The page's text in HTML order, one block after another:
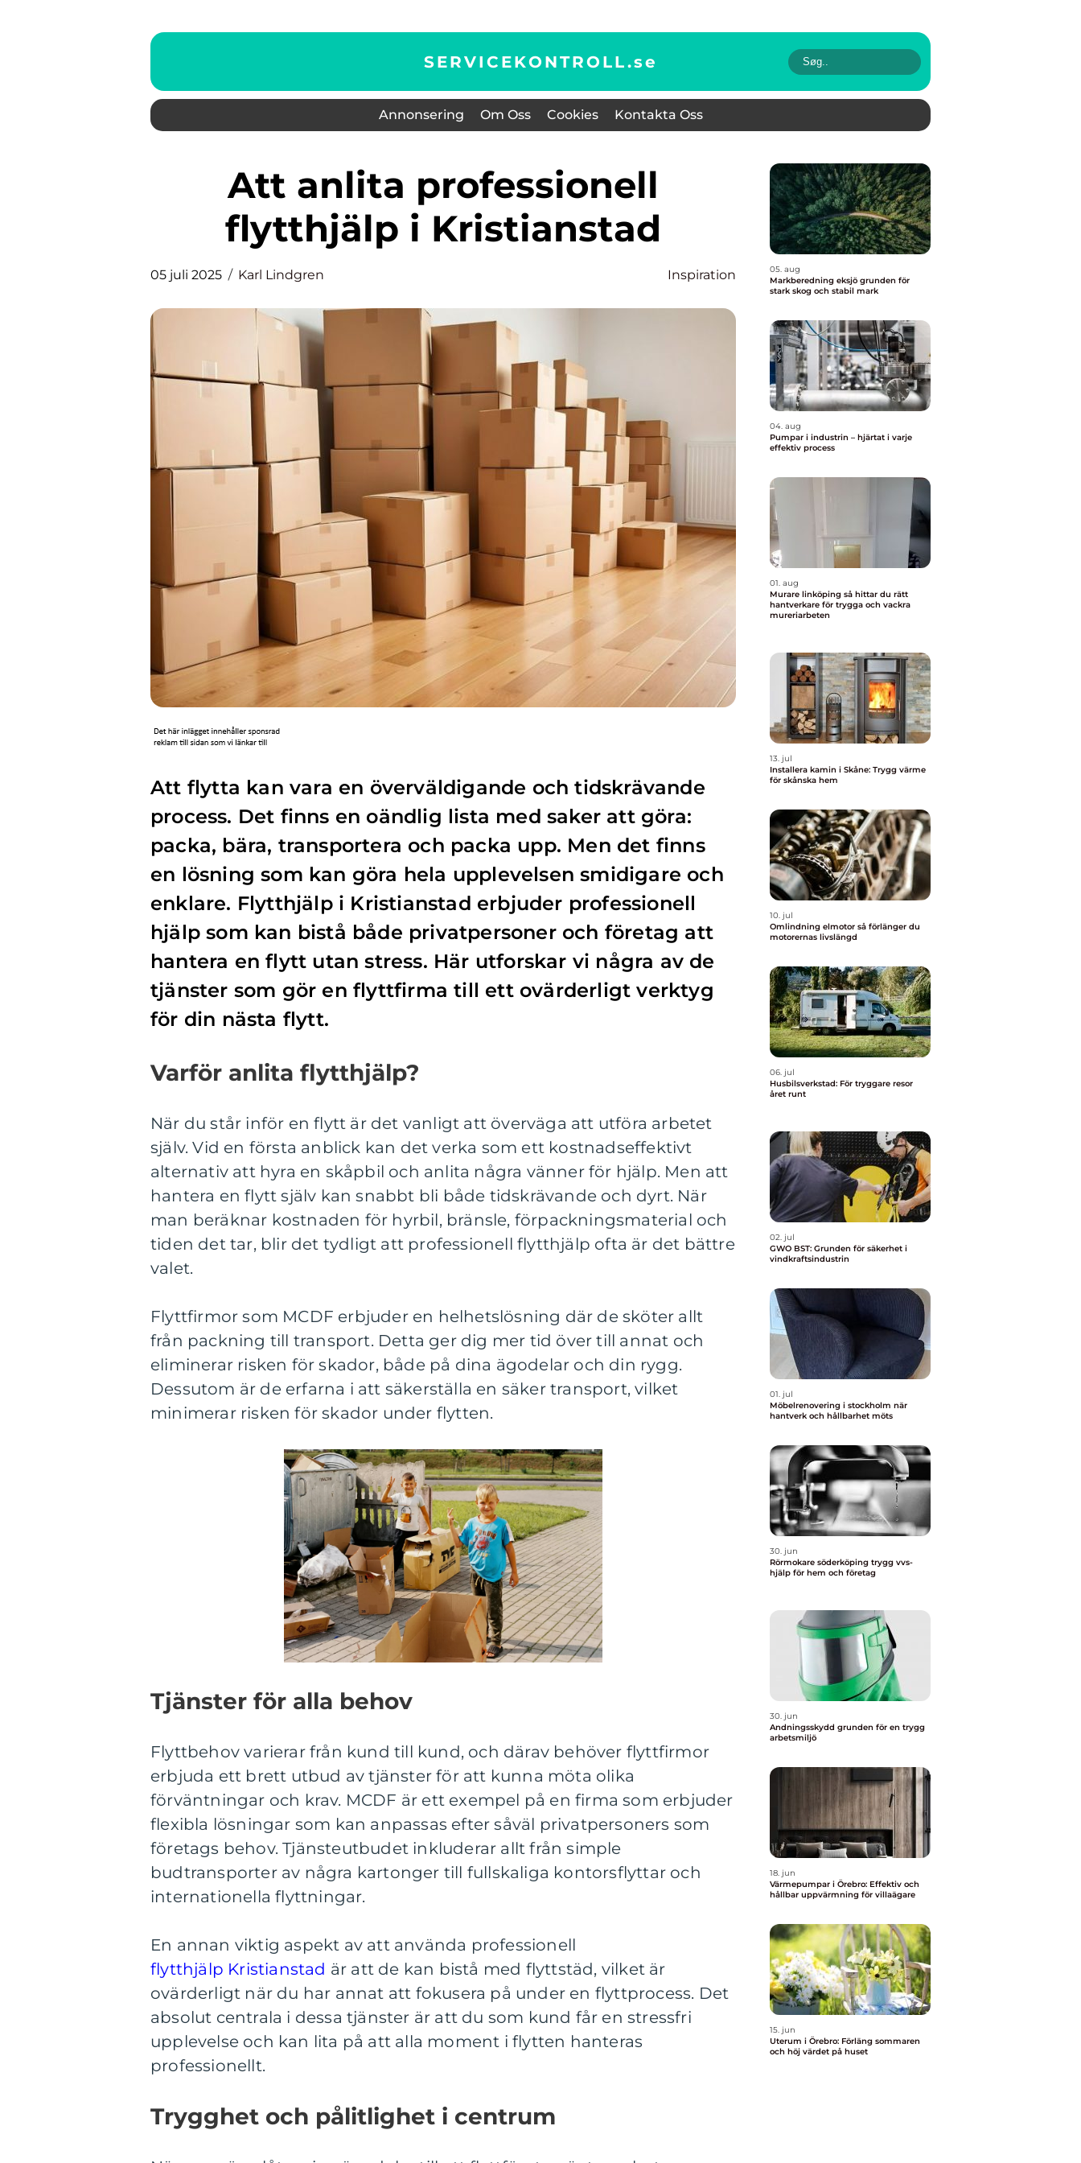
SERVICEKONTROLL.se
Annonsering Om Oss Cookies Kontakta Oss
Att anlita professionell
flytthjälp i Kristianstad
05 juli 2025 Karl Lindgren Inspiration
Att flytta kan vara en överväldigande och tidskrävande
process. Det finns en oändlig lista med saker att göra:
packa, bära, transportera och packa upp. Men det finns
en lösning som kan göra hela upplevelsen smidigare och
enklare. Flytthjälp i Kristianstad erbjuder professionell
hjälp som kan bistå både privatpersoner och företag att
hantera en flytt utan stress. Här utforskar vi några av de
tjänster som gör en flyttfirma till ett ovärderligt verktyg
för din nästa flytt.
Varför anlita flytthjälp?
När du står inför en flytt är det vanligt att överväga att utföra arbetet
själv. Vid en första anblick kan det verka som ett kostnadseffektivt
alternativ att hyra en skåpbil och anlita några vänner för hjälp. Men att
hantera en flytt själv kan snabbt bli både tidskrävande och dyrt. När
man beräknar kostnaden för hyrbil, bränsle, förpackningsmaterial och
tiden det tar, blir det tydligt att professionell flytthjälp ofta är det bättre
valet.
Flyttfirmor som MCDF erbjuder en helhetslösning där de sköter allt
från packning till transport. Detta ger dig mer tid över till annat och
eliminerar risken för skador, både på dina ägodelar och din rygg.
Dessutom är de erfarna i att säkerställa en säker transport, vilket
minimerar risken för skador under flytten.
Tjänster för alla behov
Flyttbehov varierar från kund till kund, och därav behöver flyttfirmor
erbjuda ett brett utbud av tjänster för att kunna möta olika
förväntningar och krav. MCDF är ett exempel på en firma som erbjuder
flexibla lösningar som kan anpassas efter såväl privatpersoners som
företags behov. Tjänsteutbudet inkluderar allt från simple
budtransporter av några kartonger till fullskaliga kontorsflyttar och
internationella flyttningar.
En annan viktig aspekt av att använda professionell
flytthjälp Kristianstad är att de kan bistå med flyttstäd, vilket är
ovärderligt när du har annat att fokusera på under en flyttprocess. Det
absolut centrala i dessa tjänster är att du som kund får en stressfri
upplevelse och kan lita på att alla moment i flytten hanteras
professionellt.
Trygghet och pålitlighet i centrum
05. aug
Markberedning eksjö grunden för
stark skog och stabil mark
04. aug
Pumpar i industrin – hjärtat i varje
effektiv process
01. aug
Murare linköping så hittar du rätt
hantverkare för trygga och vackra
mureriarbeten
13. jul
Installera kamin i Skåne: Trygg värme
för skånska hem
10. jul
Omlindning elmotor så förlänger du
motorernas livslängd
06. jul
Husbilsverkstad: För tryggare resor
året runt
02. jul
GWO BST: Grunden för säkerhet i
vindkraftsindustrin
01. jul
Möbelrenovering i stockholm när
hantverk och hållbarhet möts
30. jun
Rörmokare söderköping trygg vvs-
hjälp för hem och företag
30. jun
Andningsskydd grunden för en trygg
arbetsmiljö
18. jun
Värmepumpar i Örebro: Effektiv och
hållbar uppvärmning för villaägare
15. jun
Uterum i Örebro: Förläng sommaren
och höj värdet på huset